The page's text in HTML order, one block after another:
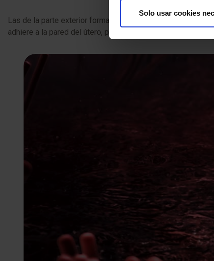
Solo usar cookies
Las de la parte exterior formarán las membranas
adhiere a la pared del útero, protegido por su membrana.